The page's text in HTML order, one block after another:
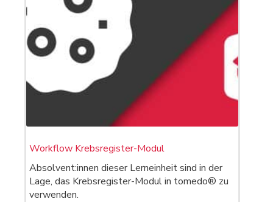
Workflow Krebsregister-Modul
Absolvent:innen dieser Lerneinheit sind in der
Lage, das Krebsregister-Modul in tomedo® zu
verwenden.